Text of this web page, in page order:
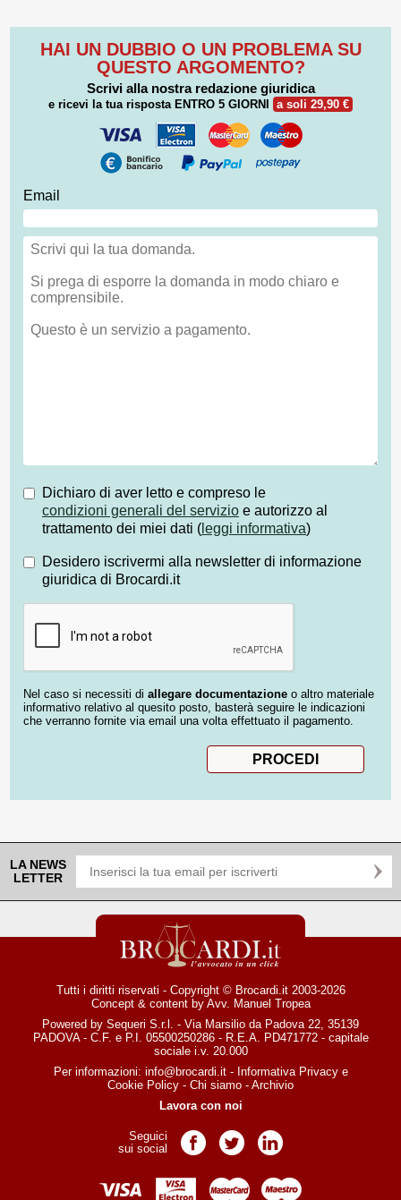
HAI UN DUBBIO O UN PROBLEMA SU
QUESTO ARGOMENTO?
Scrivi alla nostra redazione giuridica
e ricevi la tua risposta ENTRO 5 GIORNI a soli 29,90 €
Email
Dichiaro di aver letto e compreso le
condizioni generali del servizio e autorizzo al
trattamento dei miei dati ( leggi informativa)
Desidero iscrivermi alla newsletter di informazione
giuridica di Brocardi.it
Nel caso si necessiti di allegare documentazione o altro materiale
informativo relativo al quesito posto, basterà seguire le indicazioni
che verranno fornite via email una volta effettuato il pagamento.
LA NEWS
LETTER
Tutti i diritti riservati - Copyright © Brocardi.it 2003-2026
Concept & content by Avv. Manuel Tropea
Powered by Sequeri S.r.l. - Via Marsilio da Padova 22, 35139
PADOVA - C.F. e P.I. 05500250286 - R.E.A. PD471772 - capitale
sociale i.v. 20.000
Per informazioni: info@brocardi.it- Informativa Privacye
Cookie Policy - Chi siamo - Archivio
Lavora con noi
Seguici
sui social
Pagina Facebook
Pagina TwitterPagina LinkedIn